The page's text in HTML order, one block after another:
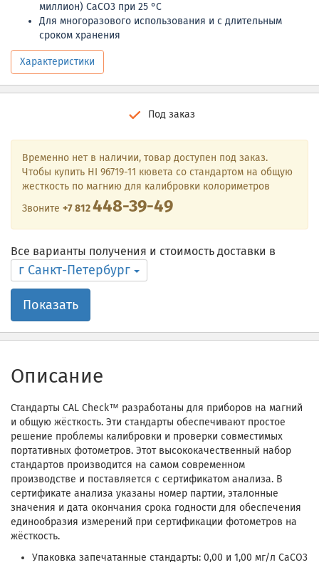
миллион) СаСО3 при 25 °С
Для многоразового использования и с длительным
сроком хранения
Характеристики
Под заказ
Временно нет в наличии, товар доступен под заказ.
Чтобы купить HI 96719-11 кювета со стандартом на общую
жесткость по магнию для калибровки колориметров
Звоните +7 812448-39-49
Все варианты получения и стоимость доставки в
г Санкт-Петербург
Показать
Описание
Стандарты CAL Check™ разработаны для приборов на магний
и общую жёсткость. Эти стандарты обеспечивают простое
решение проблемы калибровки и проверки совместимых
портативных фотометров. Этот высококачественный набор
стандартов производится на самом современном
производстве и поставляется с сертификатом анализа. В
сертификате анализа указаны номер партии, эталонные
значения и дата окончания срока годности для обеспечения
единообразия измерений при сертификации фотометров на
жёсткость.
Упаковка запечатанные стандарты: 0,00 и 1,00 мг/л СаСО3